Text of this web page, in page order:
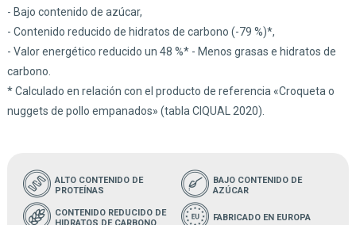
- Bajo contenido de azúcar,
- Contenido reducido de hidratos de carbono (-79 %)*,
- Valor energético reducido un 48 %* - Menos grasas e hidratos de
carbono.
* Calculado en relación con el producto de referencia «Croqueta o
nuggets de pollo empanados» (tabla CIQUAL 2020).
ALTO CONTENIDO DE
PROTEÍNAS
BAJO CONTENIDO DE
AZÚCAR
CONTENIDO REDUCIDO DE
HIDRATOS DE CARBONO
FABRICADO EN EUROPA